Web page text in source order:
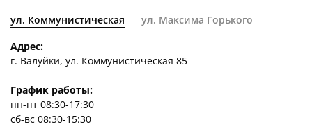
ул. Коммунистическая ул. Максима Горького
Адрес:
г. Валуйки, ул. Коммунистическая 85
График работы:
пн-пт 08:30-17:30
сб-вс 08:30-15:30